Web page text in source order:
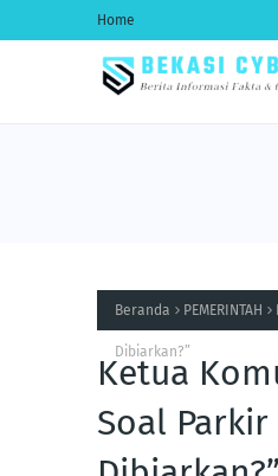
Home
Beranda PEMERINTAH
Dibiarkan?”
Ketua
Soal